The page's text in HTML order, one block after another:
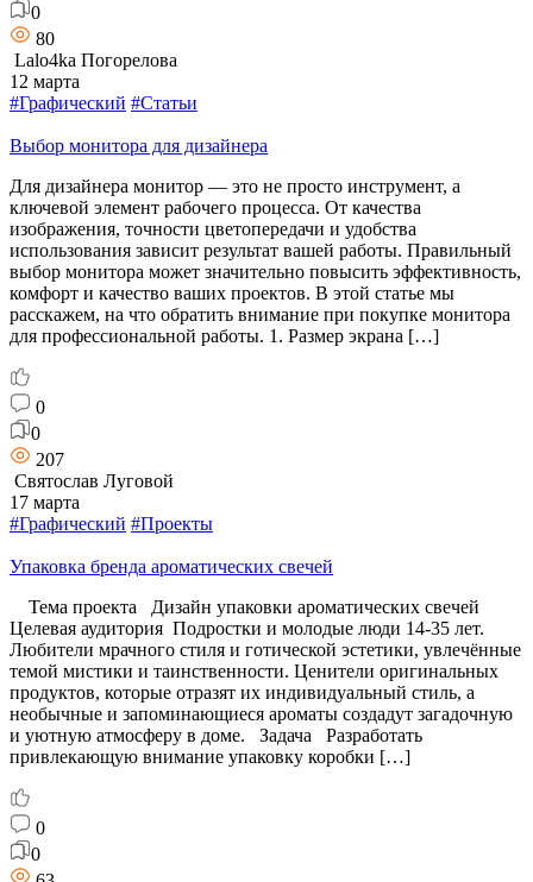
0
80
Lalo4ka Погорелова
12 марта
#Графический #Статьи
Выбор монитора для дизайнера
Для дизайнера монитор — это не просто инструмент, а
ключевой элемент рабочего процесса. От качества
изображения, точности цветопередачи и удобства
использования зависит результат вашей работы. Правильный
выбор монитора может значительно повысить эффективность,
комфорт и качество ваших проектов. В этой статье мы
расскажем, на что обратить внимание при покупке монитора
для профессиональной работы. 1. Размер экрана […]
0
0
207
Святослав Луговой
17 марта
#Графический #Проекты
Упаковка бренда ароматических свечей
Тема проекта Дизайн упаковки ароматических свечей
Целевая аудитория Подростки и молодые люди 14-35 лет.
Любители мрачного стиля и готической эстетики, увлечённые
темой мистики и таинственности. Ценители оригинальных
продуктов, которые отразят их индивидуальный стиль, а
необычные и запоминающиеся ароматы создадут загадочную
и уютную атмосферу в доме. Задача Разработать
привлекающую внимание упаковку коробки […]
0
0